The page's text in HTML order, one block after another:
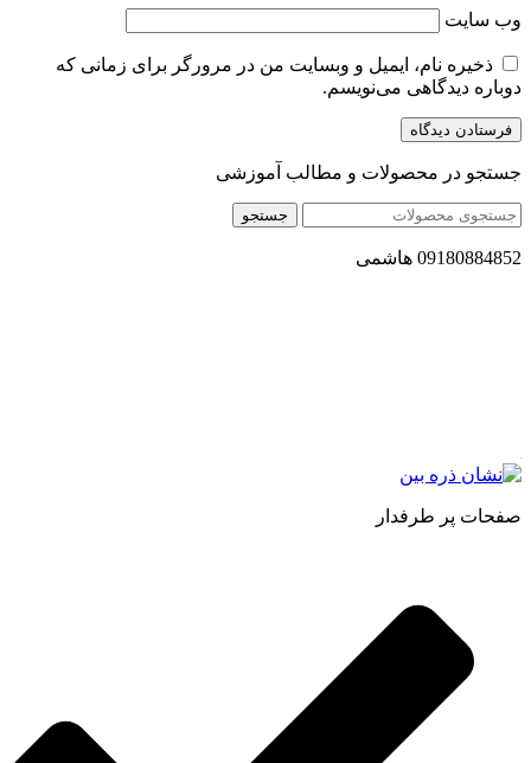
وب‌ سایت
ذخیره نام، ایمیل و وبسایت من در مرورگر برای زمانی که
دوباره دیدگاهی می‌نویسم.
جستجو در محصولات و مطالب آموزشی
جستجو
09180884852 هاشمی
صفحات پر طرفدار